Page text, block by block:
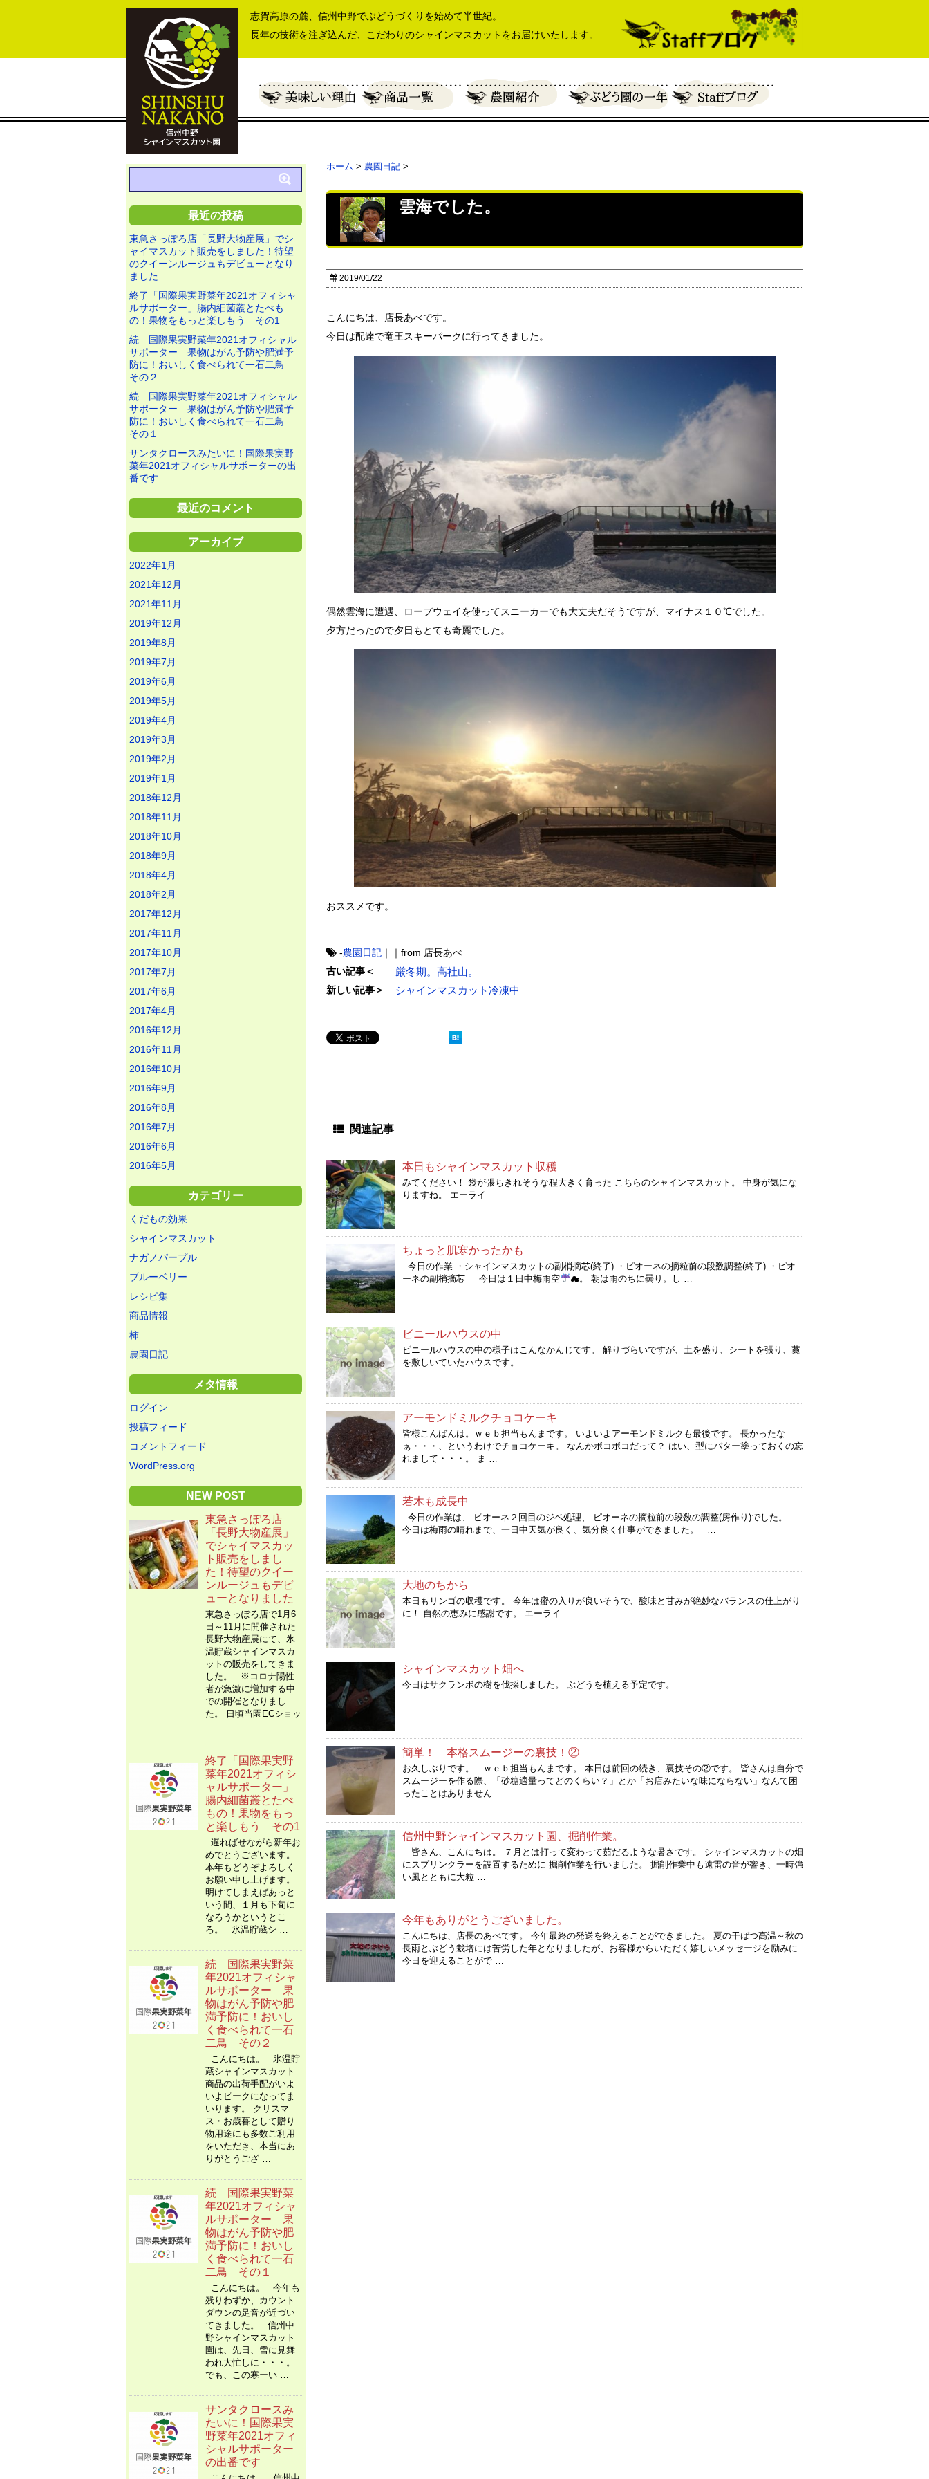
志賀高原の麓、信州中野でぶどうづくりを始めて半世紀。
長年の技術を注ぎ込んだ、こだわりのシャインマスカットをお届けいたします。
ホーム > 農園日記 >
雲海でした。
2019/01/22
こんにちは、店長あべです。
今日は配達で竜王スキーパークに行ってきました。
偶然雲海に遭遇、ロープウェイを使ってスニーカーでも大丈夫だそうですが、マイナス１０℃でした。
夕方だったので夕日もとても奇麗でした。
おススメです。
-農園日記 ｜｜from 店長あべ
古い記事＜
厳冬期。高社山。
新しい記事＞ シャインマスカット冷凍中
関連記事
本日もシャインマスカット収穫
みてください！ 袋が張ちきれそうな程大きく育った こちらのシャインマスカット。 中身が気にな
りますね。 エーライ
ちょっと肌寒かったかも
今日の作業 ・シャインマスカットの副梢摘芯(終了) ・ピオーネの摘粒前の段数調整(終了) ・ピオ
ーネの副梢摘芯 今日は１日中梅雨空
☁。 朝は雨のちに曇り。し …
ビニールハウスの中
ビニールハウスの中の様子はこんなかんじです。 解りづらいですが、土を盛り、シートを張り、藁
を敷しいていたハウスです。
アーモンドミルクチョコケーキ
皆様こんばんは。ｗｅｂ担当もんまです。 いよいよアーモンドミルクも最後です。 長かったな
ぁ・・・、というわけでチョコケーキ。 なんかボコボコだって？ はい、型にバター塗っておくの忘
れまして・・・。 ま …
若木も成長中
今日の作業は、 ピオーネ２回目のジベ処理、 ピオーネの摘粒前の段数の調整(房作り)でした。
今日は梅雨の晴れまで、一日中天気が良く、気分良く仕事ができました。 …
大地のちから
本日もリンゴの収穫です。 今年は蜜の入りが良いそうで、酸味と甘みが絶妙なバランスの仕上がり
に！ 自然の恵みに感謝です。 エーライ
シャインマスカット畑へ
今日はサクランボの樹を伐採しました。 ぶどうを植える予定です。
簡単！ 本格スムージーの裏技！②
お久しぶりです。 ｗｅｂ担当もんまです。 本日は前回の続き、裏技その②です。 皆さんは自分で
スムージーを作る際、「砂糖適量ってどのくらい？」とか「お店みたいな味にならない」なんて困
ったことはありません …
信州中野シャインマスカット園、掘削作業。
皆さん、こんにちは。 ７月とは打って変わって茹だるような暑さです。 シャインマスカットの畑
にスプリンクラーを設置するために 掘削作業を行いました。 掘削作業中も遠雷の音が響き、一時強
い風とともに大粒 …
今年もありがとうございました。
こんにちは、店長のあべです。 今年最終の発送を終えることができました。 夏の干ばつ高温～秋の
長雨とぶどう栽培には苦労した年となりましたが、お客様からいただく嬉しいメッセージを励みに
今日を迎えることがで …
最近の投稿
東急さっぽろ店「長野大物産展」でシ
ャイマスカット販売をしました！待望
のクイーンルージュもデビューとなり
ました
終了「国際果実野菜年2021オフィシャ
ルサポーター」腸内細菌叢とたべも
の！果物をもっと楽しもう その1
続 国際果実野菜年2021オフィシャル
サポーター 果物はがん予防や肥満予
防に！おいしく食べられて一石二鳥
その２
続 国際果実野菜年2021オフィシャル
サポーター 果物はがん予防や肥満予
防に！おいしく食べられて一石二鳥
その１
サンタクロースみたいに！国際果実野
菜年2021オフィシャルサポーターの出
番です
最近のコメント
アーカイブ
2022年1月
2021年12月
2021年11月
2019年12月
2019年8月
2019年7月
2019年6月
2019年5月
2019年4月
2019年3月
2019年2月
2019年1月
2018年12月
2018年11月
2018年10月
2018年9月
2018年4月
2018年2月
2017年12月
2017年11月
2017年10月
2017年7月
2017年6月
2017年4月
2016年12月
2016年11月
2016年10月
2016年9月
2016年8月
2016年7月
2016年6月
2016年5月
カテゴリー
くだもの効果
シャインマスカット
ナガノパープル
ブルーベリー
レシピ集
商品情報
柿
農園日記
メタ情報
ログイン
投稿フィード
コメントフィード
WordPress.org
NEW POST
東急さっぽろ店
「長野大物産展」
でシャイマスカッ
ト販売をしまし
た！待望のクイー
ンルージュもデビ
ューとなりました
東急さっぽろ店で1月6
日～11月に開催された
長野大物産展にて、氷
温貯蔵シャインマスカ
ットの販売をしてきま
した。 ※コロナ陽性
者が急激に増加する中
での開催となりまし
た。 日頃当園ECショッ
…
終了「国際果実野
菜年2021オフィシ
ャルサポーター」
腸内細菌叢とたべ
もの！果物をもっ
と楽しもう その1
遅ればせながら新年お
めでとうございます。
本年もどうぞよろしく
お願い申し上げます。
明けてしまえばあっと
いう間、１月も下旬に
なろうかというとこ
ろ。 氷温貯蔵シ …
続 国際果実野菜
年2021オフィシャ
ルサポーター 果
物はがん予防や肥
満予防に！おいし
く食べられて一石
二鳥 その２
こんにちは。 氷温貯
蔵シャインマスカット
商品の出荷手配がいよ
いよピークになってま
いります。 クリスマ
ス・お歳暮として贈り
物用途にも多数ご利用
をいただき、本当にあ
りがとうござ …
続 国際果実野菜
年2021オフィシャ
ルサポーター 果
物はがん予防や肥
満予防に！おいし
く食べられて一石
二鳥 その１
こんにちは。 今年も
残りわずか、カウント
ダウンの足音が近づい
てきました。 信州中
野シャインマスカット
園は、先日、雪に見舞
われ大忙しに・・・。
でも、この寒ーい …
サンタクロースみ
たいに！国際果実
野菜年2021オフィ
シャルサポーター
の出番です